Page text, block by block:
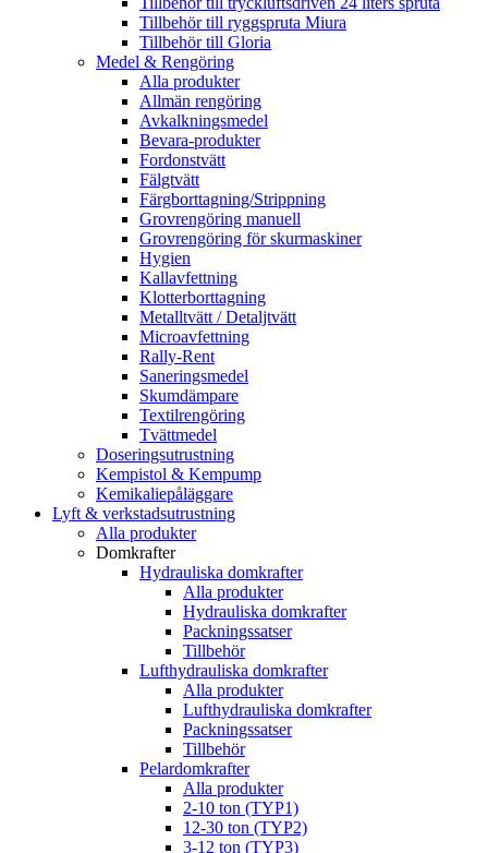
Tillbehör till ryggspruta Miura
Tillbehör till Gloria
Medel & Rengöring
Alla produkter
Allmän rengöring
Avkalkningsmedel
Bevara-produkter
Fordonstvätt
Fälgtvätt
Färgborttagning/Strippning
Grovrengöring manuell
Grovrengöring för skurmaskiner
Hygien
Kallavfettning
Klotterborttagning
Metalltvätt / Detaljtvätt
Microavfettning
Rally-Rent
Saneringsmedel
Skumdämpare
Textilrengöring
Tvättmedel
Doseringsutrustning
Kempistol & Kempump
Kemikaliepåläggare
Lyft & verkstadsutrustning
Alla produkter
Domkrafter
Hydrauliska domkrafter
Alla produkter
Hydrauliska domkrafter
Packningssatser
Tillbehör
Lufthydrauliska domkrafter
Alla produkter
Lufthydrauliska domkrafter
Packningssatser
Tillbehör
Pelardomkrafter
Alla produkter
2-10 ton (TYP1)
12-30 ton (TYP2)
3-12 ton (TYP3)